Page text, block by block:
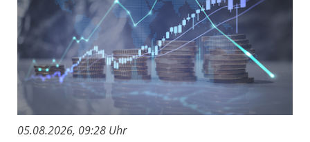
05.08.2026, 09:28 Uhr